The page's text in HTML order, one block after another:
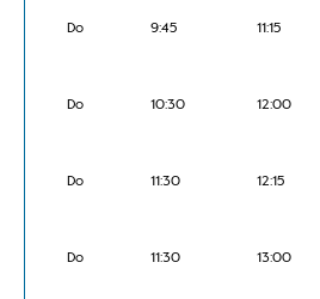
Do 9:45 11:15
Do 10:30 12:00
Do 11:30 12:15
Do 11:30 13:00